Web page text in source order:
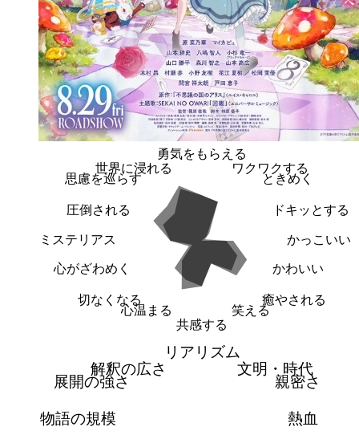
勇気をもらえる
ワクワクする
ときめく
ドキッとする
かっこいい
かわいい
癒やされる
笑える
共感する
心温まる
切なくなる
心がざわめく
ミステリアス
圧倒される
思慮を巡らす
世界に浸れる
リアリズム
文明・時代
親密さ
熱血
物語の規模
展開の強さ
解釈の広さ